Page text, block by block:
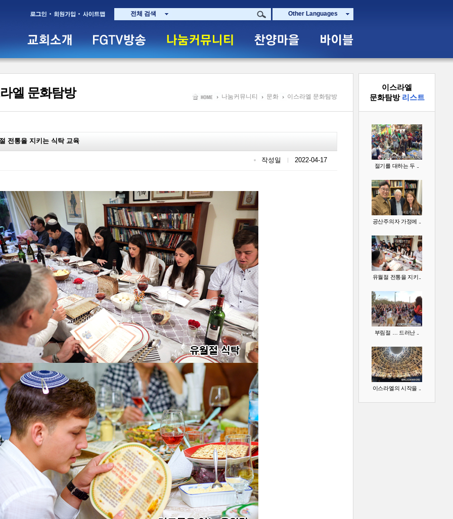
Other Languages
전체 검색
엘 문화탐방 나눔커뮤니티 문화 이스라엘 문화탐방
전통을 지키는 식탁 교육
작성일 2022-04-17
이스라엘
문화탐방 리스트
절기를 대하는 두 ..
공산주의자 가정에 ..
유월절 전통을 지키..
부림절 … 드러난 ..
이스라엘의 시작을 ..